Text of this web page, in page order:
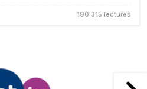
190 315 lectures